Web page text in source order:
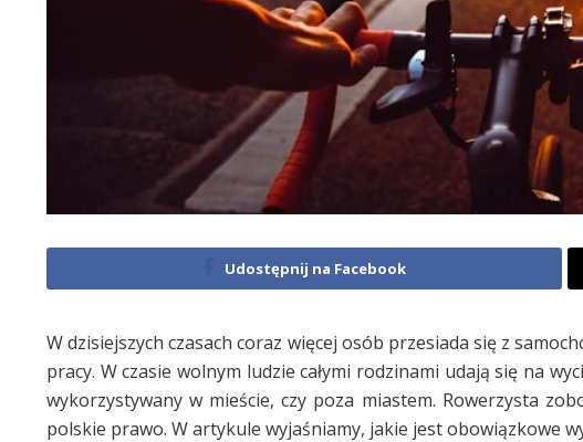
Udostępnij na Facebook
W dzisiejszych czasach coraz więcej osób przesiada się z
pracy. W czasie wolnym ludzie całymi rodzinami udają się na
wykorzystywany w mieście, czy poza miastem. Rowerzysta
polskie prawo. W artykule wyjaśniamy, jakie jest obowiązkowe